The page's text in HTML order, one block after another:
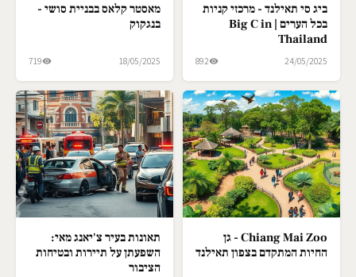
ביג סי תאילנד - מרכזי קניות
בכל הערים | Big C in
Thailand
24/05/2025
892
מאסטר קלאס בבניית סושי -
בנגקוק
18/05/2025
719
Chiang Mai Zoo - גן
החיות המתקדם בצפון תאילנד
תאונות בעיר צ'יאנג מאי:
השפעתן על תיירות ובטיחות
הציבור